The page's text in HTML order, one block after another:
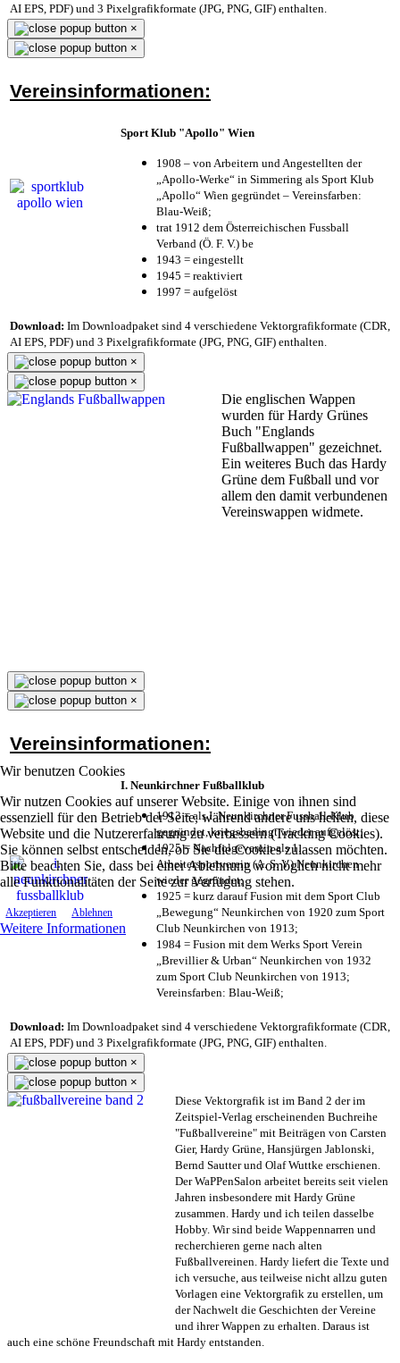
Wir benutzen Cookies
Wir nutzen Cookies auf unserer Website. Einige von ihnen sind
essenziell für den Betrieb der Seite, während andere uns helfen, diese
Website und die Nutzererfahrung zu verbessern (Tracking Cookies).
Sie können selbst entscheiden, ob Sie die Cookies zulassen möchten.
Bitte beachten Sie, dass bei einer Ablehnung womöglich nicht mehr
alle Funktionalitäten der Seite zur Verfügung stehen.
Akzeptieren Ablehnen
Weitere Informationen
AI EPS, PDF) und 3 Pixelgrafikformate (JPG, PNG, GIF) enthalten.
×
×
Vereinsinformationen:
Sport Klub "Apollo" Wien
1908 – von Arbeitern und Angestellten der
„Apollo-Werke“ in Simmering als Sport Klub
„Apollo“ Wien gegründet – Vereinsfarben:
Blau-Weiß;
trat 1912 dem Österreichischen Fussball
Verband (Ö. F. V.) be
1943 = eingestellt
1945 = reaktiviert
1997 = aufgelöst
Download: Im Downloadpaket sind 4 verschiedene Vektorgrafikformate (CDR,
AI EPS, PDF) und 3 Pixelgrafikformate (JPG, PNG, GIF) enthalten.
×
×
Die englischen Wappen
wurden für Hardy Grünes
Buch "Englands
Fußballwappen" gezeichnet.
Ein weiteres Buch das Hardy
Grüne dem Fußball und vor
allem den damit verbundenen
Vereinswappen widmete.
×
×
Vereinsinformationen:
I. Neunkirchner Fußballklub
1913 = als I. Neunkirchner Fussball-Klub
gegründet, kriegsbedingt wieder aufgelöst;
1925 = Nachfolgeverein als 1.
Arbeitersportverein (A. S. V.) Neunkirchen
wieder gegründet;
1925 = kurz darauf Fusion mit dem Sport Club
„Bewegung“ Neunkirchen von 1920 zum Sport
Club Neunkirchen von 1913;
1984 = Fusion mit dem Werks Sport Verein
„Brevillier & Urban“ Neunkirchen von 1932
zum Sport Club Neunkirchen von 1913;
Vereinsfarben: Blau-Weiß;
Download: Im Downloadpaket sind 4 verschiedene Vektorgrafikformate (CDR,
AI EPS, PDF) und 3 Pixelgrafikformate (JPG, PNG, GIF) enthalten.
×
×
Diese Vektorgrafik ist im Band 2 der im
Zeitspiel-Verlag erscheinenden Buchreihe
"Fußballvereine" mit Beiträgen von Carsten
Gier, Hardy Grüne, Hansjürgen Jablonski,
Bernd Sautter und Olaf Wuttke erschienen.
Der WaPPenSalon arbeitet bereits seit vielen
Jahren insbesondere mit Hardy Grüne
zusammen. Hardy und ich teilen dasselbe
Hobby. Wir sind beide Wappennarren und
recherchieren gerne nach alten
Fußballvereinen. Hardy liefert die Texte und
ich versuche, aus teilweise nicht allzu guten
Vorlagen eine Vektorgrafik zu erstellen, um
der Nachwelt die Geschichten der Vereine
und ihrer Wappen zu erhalten. Daraus ist
auch eine schöne Freundschaft mit Hardy entstanden.